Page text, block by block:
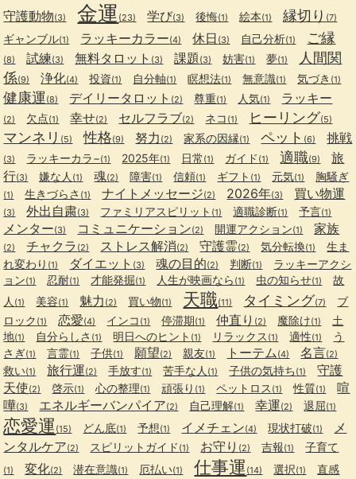
守護動物(3) 金運 (23) 学び(3) 後悔(1) 絵本(1) 縁切り (7)
ギャンブル(1) ラッキーカラー(4) 休日 (3) 自己分析(1) ご縁
(8) 試練(3) 無料タロット (3) 課題(3) 妨害(1) 夢(1)
人間関
係(9) 浄化(4) 投資(1) 自分軸(1) 瞑想法(1) 無意識(1) 気づき (1)
健康運(8) デイリータロット (2) 尊重(1) 人気(1) ラッキー
(2) 欠点(1) 幸せ(2) セルフラブ(2) ネコ (1) ヒーリング(5)
マンネリ (5) 性格(9) 努力 (2) 家系の因縁(1) ペット (6) 挑戦
(3) ラッキーカラ−(1) 2025年(1) 日常 (1) ガイド (1) 適職(9)
旅
行(3) 嫌な人 (1) 魂(2) 障害(1) 信頼(1) ギフト (1) 元気(1) 胸騒ぎ
(1) 生きづらさ (1) ナイトメッセージ(2) 2026年(3) 買い物運
(3) 外出自粛(3) ファミリアスピリット (1) 適職診断(1) 予言(1)
メンター(3) コミュニケーション(2) 開運アクション(1) 家族
(2) チャクラ (2) ストレス解消(2) 守護霊(2) 気分転換(1)
生ま
れ変わり (1) ダイエット (3) 魂の目的(2) 判断(1)
ラッキーアクシ
ョン(1) 忍耐(1) 才能発掘(1) 人生が映画なら (1) 虫の知らせ(1)
故
人 (1) 美容(1) 魅力 (2) 買い物(1) 天職(11) タイミング(7)
ブ
ロック (1) 恋愛(4) インコ (1) 停滞期(1) 仲直り (2) 魔除け(1)
土
地(1) 自分らしさ (1) 明日へのヒント (1) リラックス (1) 適性(1)
う
さぎ(1) 言霊(1) 子供(1) 願望(2) 親友(1) トーテム(4) 名言(2)
救い(1) 旅行運(2) 手放す(1) 苦手な人 (1) 子供の気持ち(1)
守護
天使(2) 啓示(1) 心の整理(1) 頑張り (1) ペットロス (1) 性質(1)
喧
嘩(3) エネルギーバンパイア(2) 自己理解(1) 幸運(2) 退屈(1)
恋愛運 (15) どん底(1) 予想(1) イメチェン(4) 現状打破(1)
メ
ンタルケア(2) スピリットガイド (1) お守り (2) 吉報(1) 子育て
(1) 変化(2) 潜在意識(1) 厄払い(1) 仕事運 (14) 選択(1) 直感